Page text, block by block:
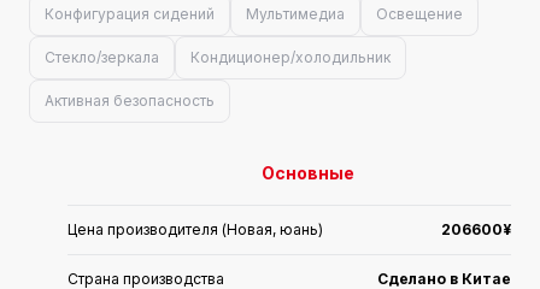
Конфигурация сидений Мультимедиа Освещение
Стекло/зеркала Кондиционер/холодильник
Активная безопасность
Основные
Цена производителя (Новая, юань) 206600¥
Страна производства Сделано в Китае